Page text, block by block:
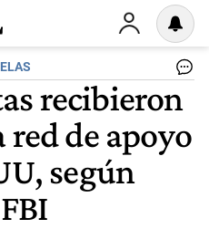
recibieron
red de apoyo
según